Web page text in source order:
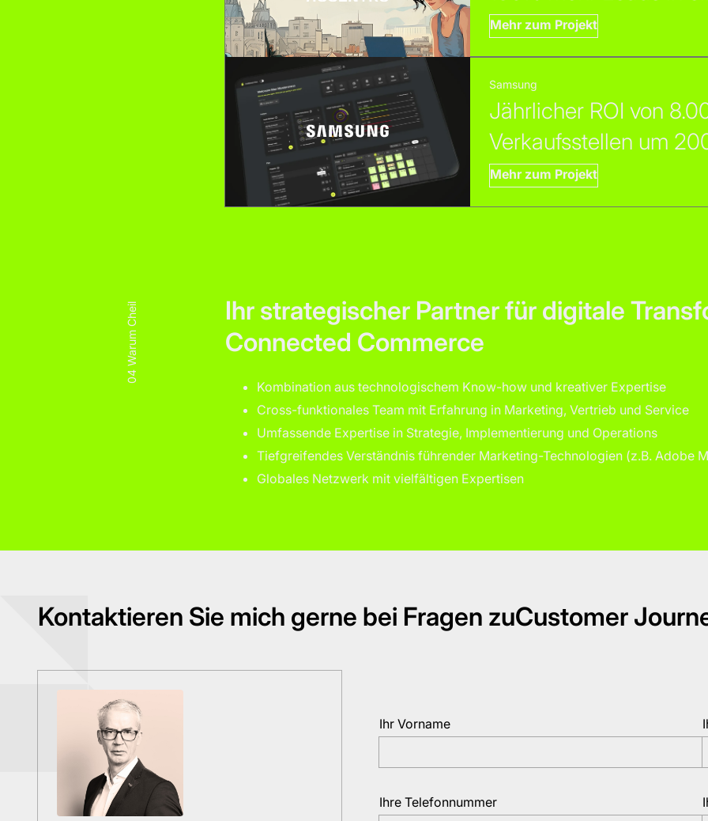
Mehr zum Projekt
Samsung
Jährlicher ROI von
Verkaufsstellen um
Mehr zum Projekt
04
Warum Cheil
Ihr strategischer Partner für digitale
Connected Commerce
Kombination aus technologischem Know-how und kreativer Expertise
Cross-funktionales Team mit Erfahrung in Marketing, Vertrieb und Service
Umfassende Expertise in Strategie, Implementierung und Operations
Tiefgreifendes Verständnis führender Marketing-Technologien (z.B. Adobe
Globales Netzwerk mit vielfältigen Expertisen
Kontaktieren Sie mich gerne bei Fragen zuCustomer
Ihr Vorname
Ihre Telefonnummer